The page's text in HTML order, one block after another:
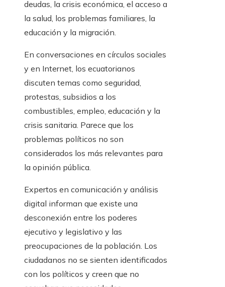
deudas, la crisis económica, el acceso a
la salud, los problemas familiares, la
educación y la migración.
En conversaciones en círculos sociales
y en Internet, los ecuatorianos
discuten temas como seguridad,
protestas, subsidios a los
combustibles, empleo, educación y la
crisis sanitaria. Parece que los
problemas políticos no son
considerados los más relevantes para
la opinión pública.
Expertos en comunicación y análisis
digital informan que existe una
desconexión entre los poderes
ejecutivo y legislativo y las
preocupaciones de la población. Los
ciudadanos no se sienten identificados
con los políticos y creen que no